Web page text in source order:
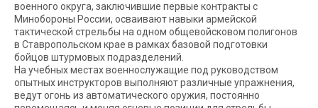
военного округа, заключившие первые контракты с
Минобороны России, осваивают навыки армейской
тактической стрельбы на одном общевойсковом полигонов
в Ставропольском крае в рамках базовой подготовки
бойцов штурмовых подразделений.
На учебных местах военнослужащие под руководством
опытных инструкторов выполняют различные упражнения,
ведут огонь из автоматического оружия, постоянно